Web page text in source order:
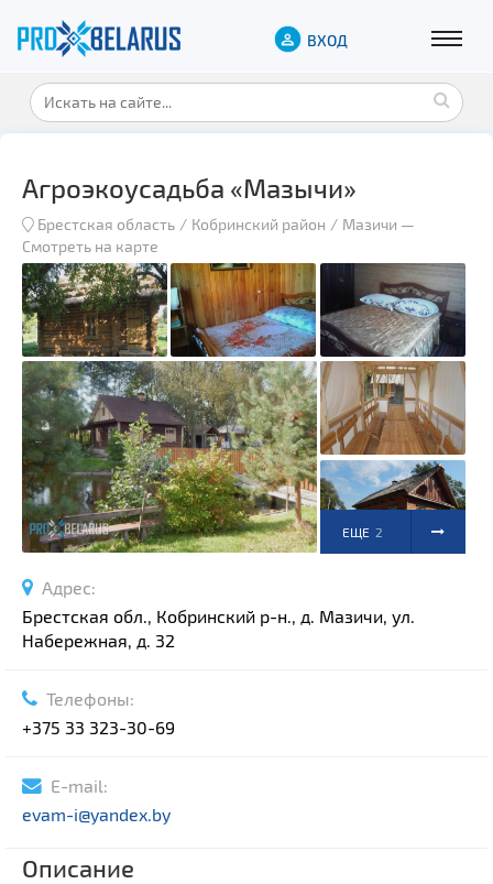
ВХОД
Агроэкоусадьба «Мазычи»
Брестская область Кобринский район Мазичи —
Смотреть на карте
ЕЩЕ 2
Адрес:
Брестская обл., Кобринский р-н., д. Мазичи, ул.
Набережная, д. 32
Телефоны:
+375 33 323-30-69
E-mail:
evam-i@yandex.by
Описание